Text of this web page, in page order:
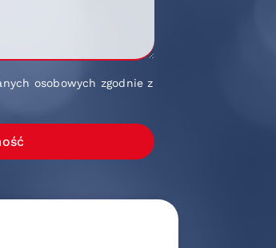
osobowych zgodnie z